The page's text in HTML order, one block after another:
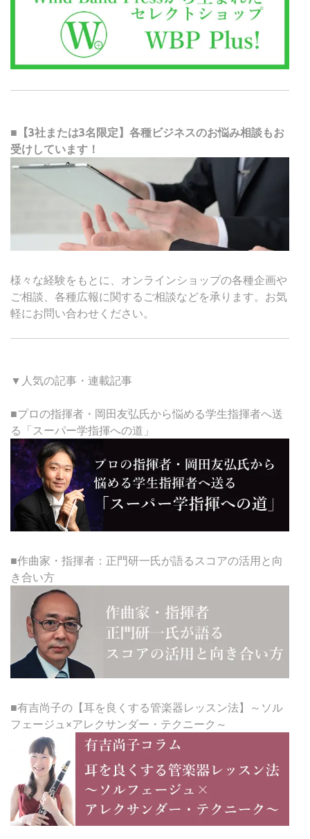
■【3社または3名限定】各種ビジネスのお悩み相談もお
受けしています！
様々な経験をもとに、オンラインショップの各種企画や
ご相談、各種広報に関するご相談などを承ります。お気
軽にお問い合わせください。
▼人気の記事・連載記事
■プロの指揮者・岡田友弘氏から悩める学生指揮者へ送
る「スーパー学指揮への道」
■作曲家・指揮者：正門研一氏が語るスコアの活用と向
き合い方
■有吉尚子の【耳を良くする管楽器レッスン法】～ソル
フェージュ×アレクサンダー・テクニーク～